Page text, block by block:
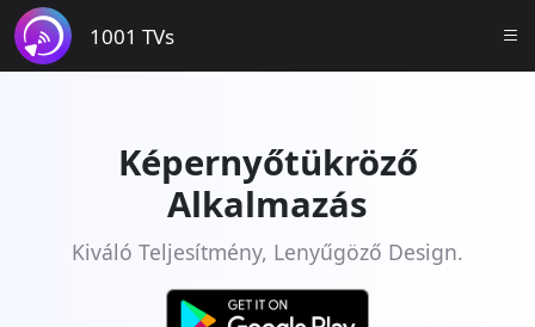
1001 TVs
Képernyőtükröző
Alkalmazás
Kiváló Teljesítmény, Lenyűgöző Design.